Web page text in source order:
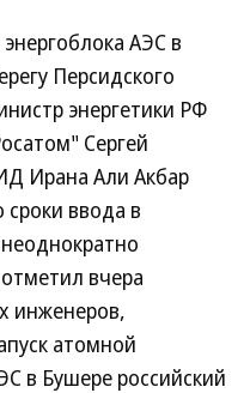
АЭС в
Персидского
энергетики РФ
Сергей
Ирана Али Акбар
ввода в
вчера
инженеров,
атомной
в Бушере российский